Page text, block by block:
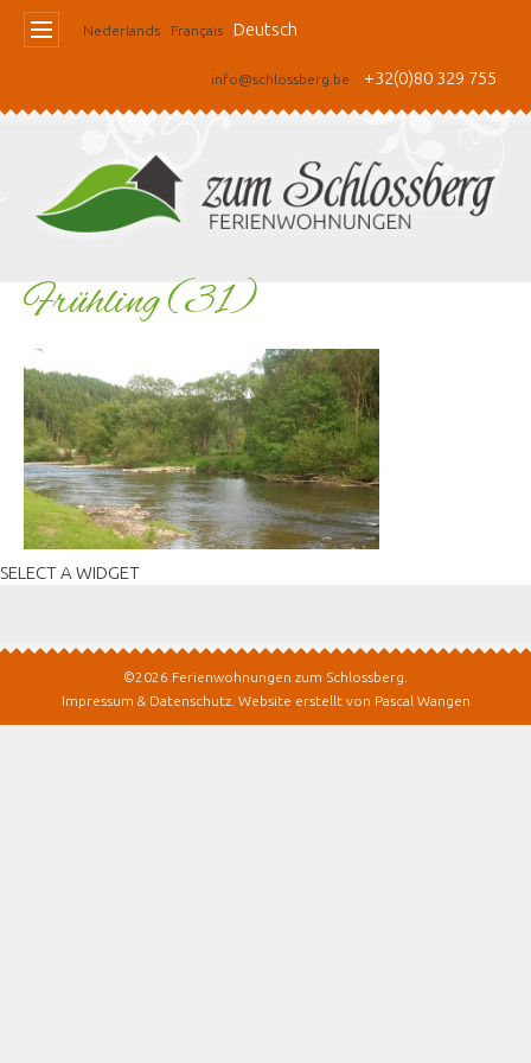
Nederlands Français Deutsch
info@schlossberg.be +32(0)80 329 755
Frühling (31)
SELECT A WIDGET
©2026 Ferienwohnungen zum Schlossberg.
Impressum & Datenschutz. Website erstellt von Pascal Wangen